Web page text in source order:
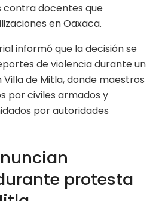
contra docentes que
en Oaxaca.
informó que la decisión se
de violencia durante un
de Mitla, donde maestros
por civiles armados y
por autoridades
protesta